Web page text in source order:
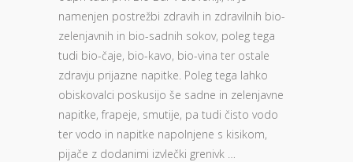
namenjen postrežbi zdravih in zdravilnih bio-
zelenjavnih in bio-sadnih sokov, poleg tega
tudi bio-čaje, bio-kavo, bio-vina ter ostale
zdravju prijazne napitke. Poleg tega lahko
obiskovalci poskusijo še sadne in zelenjavne
napitke, frapeje, smutije, pa tudi čisto vodo
ter vodo in napitke napolnjene s kisikom,
pijače z dodanimi izvlečki grenivk …